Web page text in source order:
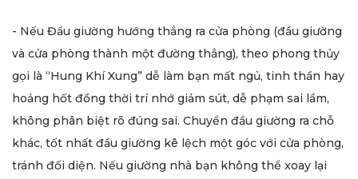
- Nếu Đầu giường hướng thẳng ra cửa phòng (đầu giường
và cửa phòng thành một đường thẳng), theo phong thủy
gọi là “Hung Khí Xung” dễ làm bạn mất ngủ, tinh thần hay
hoảng hốt đồng thời trí nhớ giảm sút, dễ phạm sai lầm,
không phân biệt rõ đúng sai. Chuyển đầu giường ra chỗ
khác, tốt nhất đầu giường kê lệch một góc với cửa phòng,
tránh đối diện. Nếu giường nhà bạn không thể xoay lại